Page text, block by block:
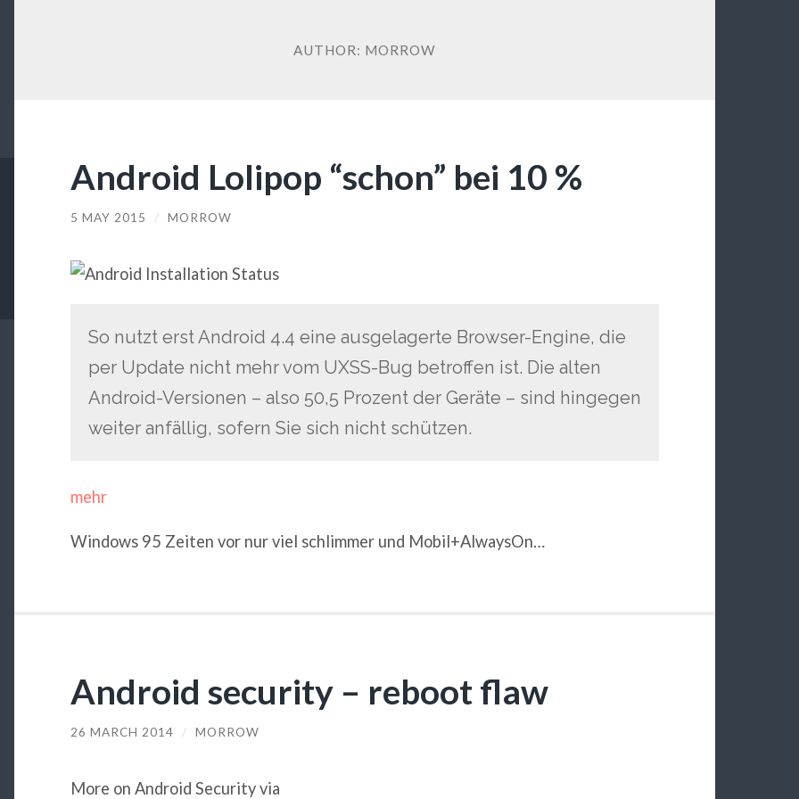
AUTHOR: MORROW
Android Lolipop “schon” bei 10 %
5 MAY 2015 / MORROW
So nutzt erst Android 4.4 eine ausgelagerte Browser-Engine, die
per Update nicht mehr vom UXSS-Bug betroffen ist. Die alten
Android-Versionen – also 50,5 Prozent der Geräte – sind hingegen
weiter anfällig, sofern Sie sich nicht schützen.
mehr
Windows 95 Zeiten vor nur viel schlimmer und Mobil+AlwaysOn…
Android security – reboot flaw
26 MARCH 2014 / MORROW
More on Android Security via